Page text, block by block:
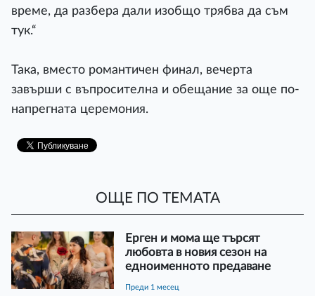
време, да разбера дали изобщо трябва да съм
тук.“
Така, вместо романтичен финал, вечерта
завърши с въпросителна и обещание за още по-
напрегната церемония.
ОЩЕ ПО ТЕМАТА
Ерген и мома ще търсят
любовта в новия сезон на
едноименното предаване
преди 1 месец